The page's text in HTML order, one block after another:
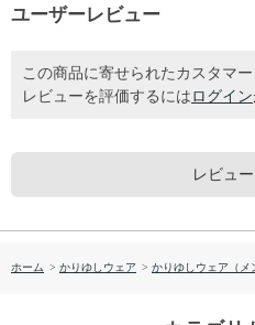
ユーザーレビュー
この商品に寄せられたカスタマ
レビューを評価するには ログイン
レビュー
ホーム > かりゆしウェア > かりゆしウェア（メ